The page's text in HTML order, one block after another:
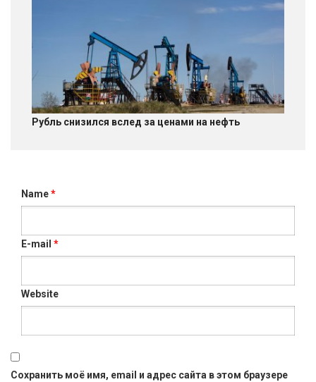
Рубль снизился вслед за ценами на нефть
Name*
E-mail *
Website
Сохранить моё имя, email и адрес сайта в этом браузере